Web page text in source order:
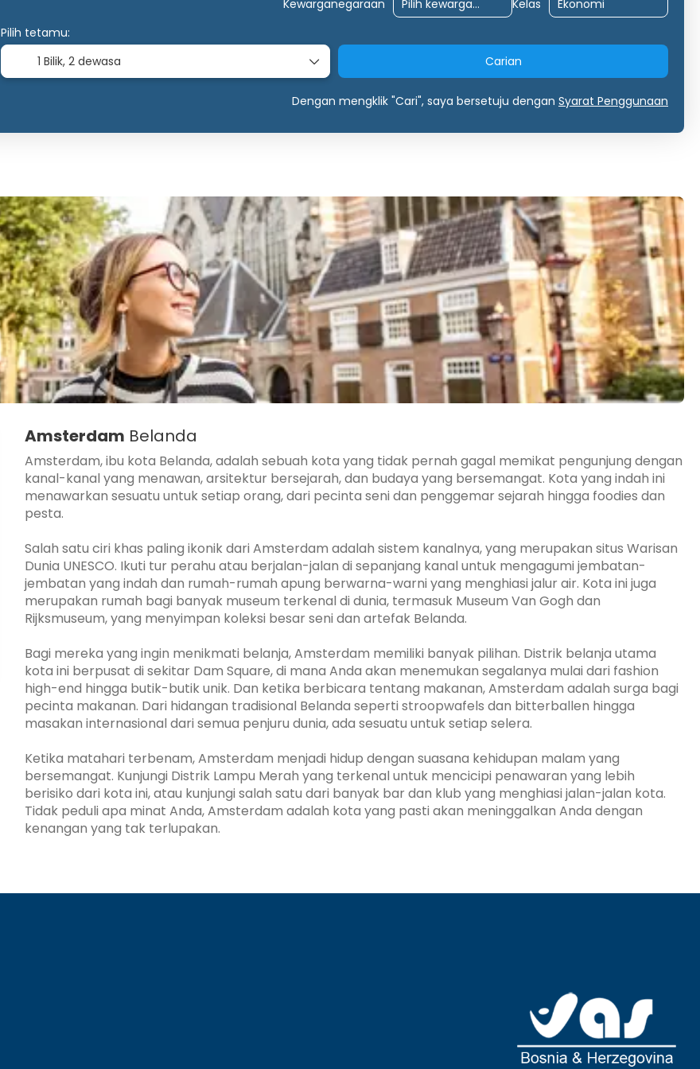
Kewarganegaraan
Kelas
Pilih tetamu:
1 Bilik, 2 dewasa Carian
Dengan mengklik "Cari", saya bersetuju dengan Syarat Penggunaan
Amsterdam Belanda
Amsterdam, ibu kota Belanda, adalah sebuah kota yang tidak pernah gagal memikat pengunjung dengan
kanal-kanal yang menawan, arsitektur bersejarah, dan budaya yang bersemangat. Kota yang indah ini
menawarkan sesuatu untuk setiap orang, dari pecinta seni dan penggemar sejarah hingga foodies dan
pesta.
Salah satu ciri khas paling ikonik dari Amsterdam adalah sistem kanalnya, yang merupakan situs Warisan
Dunia UNESCO. Ikuti tur perahu atau berjalan-jalan di sepanjang kanal untuk mengagumi jembatan-
jembatan yang indah dan rumah-rumah apung berwarna-warni yang menghiasi jalur air. Kota ini juga
merupakan rumah bagi banyak museum terkenal di dunia, termasuk Museum Van Gogh dan
Rijksmuseum, yang menyimpan koleksi besar seni dan artefak Belanda.
Bagi mereka yang ingin menikmati belanja, Amsterdam memiliki banyak pilihan. Distrik belanja utama
kota ini berpusat di sekitar Dam Square, di mana Anda akan menemukan segalanya mulai dari fashion
high-end hingga butik-butik unik. Dan ketika berbicara tentang makanan, Amsterdam adalah surga bagi
pecinta makanan. Dari hidangan tradisional Belanda seperti stroopwafels dan bitterballen hingga
masakan internasional dari semua penjuru dunia, ada sesuatu untuk setiap selera.
Ketika matahari terbenam, Amsterdam menjadi hidup dengan suasana kehidupan malam yang
bersemangat. Kunjungi Distrik Lampu Merah yang terkenal untuk mencicipi penawaran yang lebih
berisiko dari kota ini, atau kunjungi salah satu dari banyak bar dan klub yang menghiasi jalan-jalan kota.
Tidak peduli apa minat Anda, Amsterdam adalah kota yang pasti akan meninggalkan Anda dengan
kenangan yang tak terlupakan.